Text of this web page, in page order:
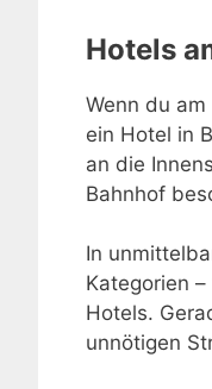
Hotels
Wenn du
ein Hotel in
an die
Bahnhof
In
Kategorien
Hotels.
unnötigen